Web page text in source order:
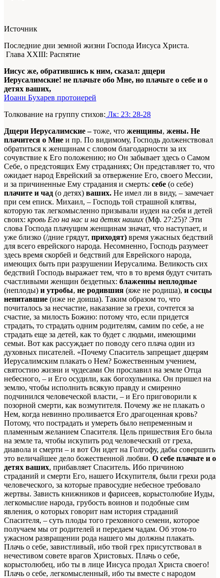
Источник
Последние дни земной жизни Господа Иисуса Христа.
Глава XXIII: Распятие
Иисус же, обратившись к ним, сказал: дщери
Иерусалимские! не плачьте обо Мне, но плачьте о себе и о
детях ваших,
Иоанн Бухарев протоиерей
Толкование на группу стихов: Лк: 23: 28-28
Дщери Иерусалимские –тоже, что женщины, жены. Не
плачитеся о Мне и пр. По видимому, Господь долженствовал
обратиться к женщинам с словом благодарности за их
сочувствие к Его положению; но Он забывает здесь о Самом
Себе, о предстоящих Ему страданиях; Он представляет то, что
ожидает народ Еврейский за отвержение Его, своего Мессии,
и за причиненные Ему страдания и смерть: себе (о себе)
плачите и чад (о детях) ваших. Не имел ли в виду, – замечает
при сем еписк. Михаил, – Господь той страшной клятвы,
которую так легкомысленно призывали иудеи на себя и детей
своих: кровь Его на нас и на детях наших (Мф. 27:25)? Эти
слова Господа плачущим женщинам значат, что наступает, и
уже близко (/дние грядут, приходят) время ужасных бедствий
для всего еврейского народа. Несомненно, Господь разумеет
здесь время скорбей и бедствий для Еврейского народа,
имеющих быть при разрушении Иерусалима. Великость сих
бедствий Господь выражает тем, что в то время будут считать
счастливыми женщин бездетных: блаженны неплодные
(неплоды) и утробы, не родившия (яже не родиша), и сосцы
непитавшие (иже не доиша). Таким образом то, что
почиталось за несчастие, наказание за грехи, сочтется за
счастие, за милость Божию: потому что, если придется
страдать, то страдать одним родителям, самим по себе, а не
страдать еще за детей, как то будет с людьми, имеющими
семьи. Вот как рассуждает по поводу сего плача один из
духовных писателей. «Почему Спаситель запрещает дщерям
Иерусалимским плакать о Нем? Божественным учением,
святостию жизни и чудесами Он прославил на земле Отца
небесного, – и Его осудили, как богохульника. Он пришел на
землю, чтобы исполнить всякую правду и смиренно
подчинился человеческой власти, – и Его приговорили к
позорной смерти, как возмутителя. Почему же не плакать о
Нем, когда невинно проливается Его драгоценная кровь?
Потому, что пострадать и умереть было непременным и
пламенным желанием Спасителя. Цель пришествия Его была
на земле та, чтобы искупить род человеческий от греха,
диавола и смерти – и вот Он идет на Голгофу, дабы совершить
это величайшее дело божественной любви. О себе плачьте и о
детях ваших, прибавляет Спаситель. Ибо причиною
страданий и смерти Его, нашего Искупителя, были грехи рода
человеческого, за которые правосудие небесное требовало
жертвы. Зависть книжников и фарисеев, корыстолюбие Иуды,
легкомыслие народа, грубость воинов и подобные сим
явления, о которых говорит нам история страданий
Спасителя, – суть плоды того греховного семени, которое
получаем мы от родителей и передаем чадам. Об этом-то
ужасном развращении рода нашего мы должны плакать.
Плачь о себе, завистливый, ибо твой грех присутствовал в
нечестивом совете врагов Христовых. Плачь о себе,
корыстолюбец, ибо ты в лице Иисуса продал Христа своего!
Плачь о себе, легкомысленный, ибо ты вместе с народом